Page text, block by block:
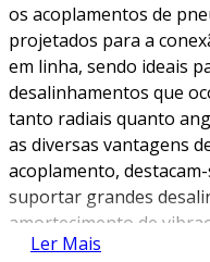
os acoplamentos de
projetados para a
em linha, sendo ideais
desalinhamentos que
tanto radiais quanto
as diversas vantagens
acoplamento,
suportar grandes
amortecimento de
manutenção simples e a
Ler Mais